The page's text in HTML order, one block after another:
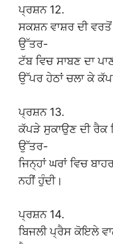
ਪ੍ਰਸ਼ਨ 12.
ਸਕਸ਼ਨ ਵਾਸ਼ਰ ਦੀ ਵਰਤੋਂ
ਉੱਤਰ-
ਟੱਬ ਵਿਚ ਸਾਬਣ ਦਾ
ਉੱਪਰ ਹੇਠਾਂ ਚਲਾ ਕੇ
ਪ੍ਰਸ਼ਨ 13.
ਕੱਪੜੇ ਸੁਕਾਉਣ ਦੀ ਰੈਕ
ਉੱਤਰ-
ਜਿਨ੍ਹਾਂ ਘਰਾਂ ਵਿਚ
ਨਹੀਂ ਹੁੰਦੀ।
ਪ੍ਰਸ਼ਨ 14.
ਬਿਜਲੀ ਪ੍ਰੈਸ ਕੋਇਲੇ